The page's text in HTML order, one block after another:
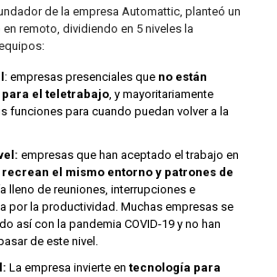
de la empresa Automattic, planteó un
remoto, dividiendo en 5 niveles la
: empresas presenciales que no están
el teletrabajo, y mayoritariamente
funciones para cuando puedan volver a la
empresas que han aceptado el trabajo en
recrean el mismo entorno y patrones de
lleno de reuniones, interrupciones e
por la productividad. Muchas empresas se
así con la pandemia COVID-19 y no han
de este nivel.
La empresa invierte en tecnología para